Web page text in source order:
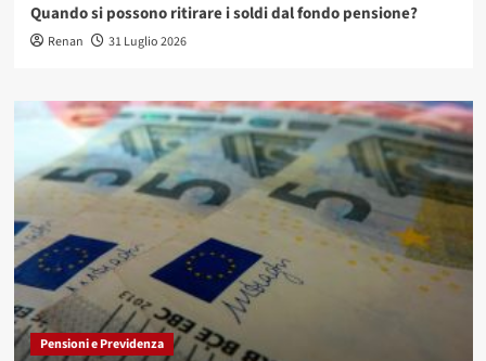
Quando si possono ritirare i soldi dal fondo pensione?
Renan 31 Luglio 2026
Pensioni e Previdenza